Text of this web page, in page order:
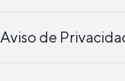
Aviso de